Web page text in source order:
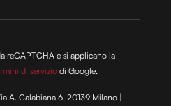
reCAPTCHA e si applicano la
di serviziodi Google.
A. Calabiana 6, 20139 Milano |